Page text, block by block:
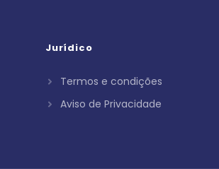
Jurídico
Termos e condições
Aviso de Privacidade